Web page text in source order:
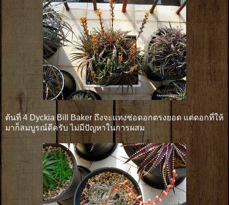
ต้นที่ 4 Dyckia Bill Baker ถึงจะแทงช่อดอกตรงยอด แต่ดอกที่ให้
มาก็สมบูรณ์ดีครับ ไม่มีปัญหาในการผสม